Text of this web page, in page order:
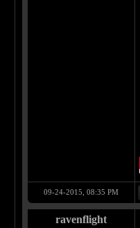
09-24-2015, 08:35 PM
ravenflight